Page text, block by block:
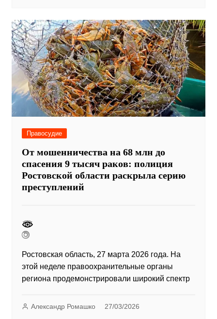
Правосудие
От мошенничества на 68 млн до
спасения 9 тысяч раков: полиция
Ростовской области раскрыла серию
преступлений
Ростовская область, 27 марта 2026 года. На
этой неделе правоохранительные органы
региона продемонстрировали широкий спектр
Александр Ромашко 27/03/2026